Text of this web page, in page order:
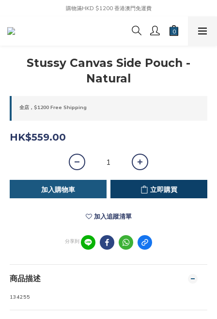
購物滿HKD $1200 香港澳門免運費
Stussy Canvas Side Pouch -
Natural
全店，$1200 Free Shipping
HK$559.00
加入購物車 立即購買
加入追蹤清單
分享到
商品描述
134255